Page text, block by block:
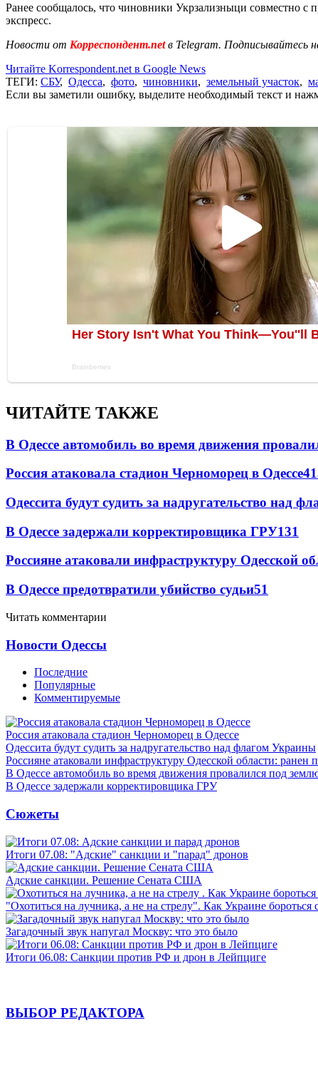
Ранее сообщалось, что чиновники Укрзализныци совместно с
экспресс.
Новости от Корреспондент.netв Telegram. Подписывайтесь
Читайте Korrespondent.net в Google News
ТЕГИ: СБУ, Одесса, фото, чиновники, земельный участок,
Если вы заметили ошибку, выделите необходимый текст и
ЧИТАЙТЕ ТАКЖЕ
В Одессе автомобиль во время движения
Россия атаковала стадион Черноморец в Одессе
Одессита будут судить за надругательство над
В Одессе задержали корректировщика ГРУ131
Россияне атаковали инфраструктуру Одесской
В Одессе предотвратили убийство судьи51
Читать комментарии
Новости Одессы
Последние
Популярные
Комментируемые
Россия атаковала стадион Черноморец в Одессе
Одессита будут судить за надругательство над флагом Украины
Россияне атаковали инфраструктуру Одесской области: ранен
В Одессе автомобиль во время движения провалился под
В Одессе задержали корректировщика ГРУ
Сюжеты
Итоги 07.08: "Адские" санкции и "парад" дронов
Адские санкции. Решение Сената США
"Охотиться на лучника, а не на стрелу". Как Украине бороться
Загадочный звук напугал Москву: что это было
Итоги 06.08: Санкции против РФ и дрон в Лейпциге
ВЫБОР РЕДАКТОРА